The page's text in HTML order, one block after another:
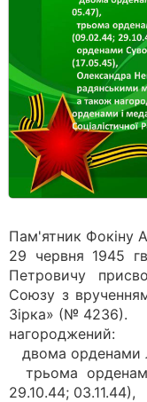
Пам'ятник Фокіну
29 червня 1945
Петровичу
Союзу з
Зірка» (№ 4236).
нагороджений:
двома орденами
трьома
29.10.44; 03.11.44),